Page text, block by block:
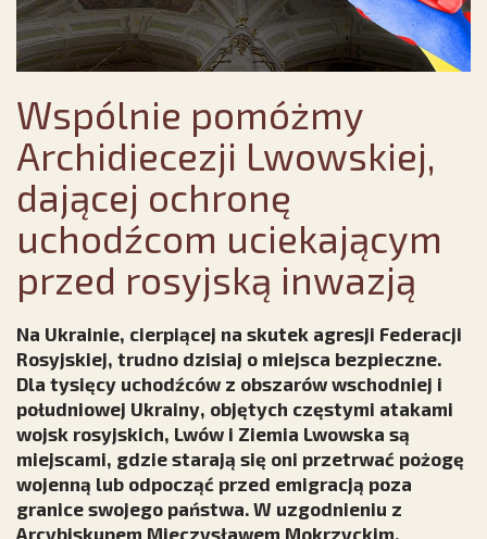
Wspólnie pomóżmy
Archidiecezji Lwowskiej,
dającej ochronę
uchodźcom uciekającym
przed rosyjską inwazją
Na Ukrainie, cierpiącej na skutek agresji Federacji
Rosyjskiej, trudno dzisiaj o miejsca bezpieczne.
Dla tysięcy uchodźców z obszarów wschodniej i
południowej Ukrainy, objętych częstymi atakami
wojsk rosyjskich, Lwów i Ziemia Lwowska są
miejscami, gdzie starają się oni przetrwać pożogę
wojenną lub odpocząć przed emigracją poza
granice swojego państwa. W uzgodnieniu z
Arcybiskupem Mieczysławem Mokrzyckim,